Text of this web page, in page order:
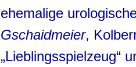
ehemalige
Gschaidmeier,
„Lieblingsspielzeug“